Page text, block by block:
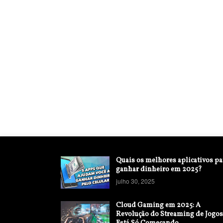
Quais os melhores aplicativos
ganhar dinheiro em 2025?
julho 30, 2025
Cloud Gaming em 2025: A
Revolução do Streaming de Jogos